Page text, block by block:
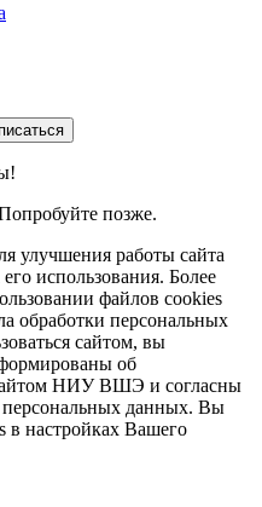
позже.
улучшения работы сайта
использования. Более
файлов cookies
обработки персональных
сайтом, вы
об
НИУ ВШЭ и согласны
данных. Вы
в настройках Вашего